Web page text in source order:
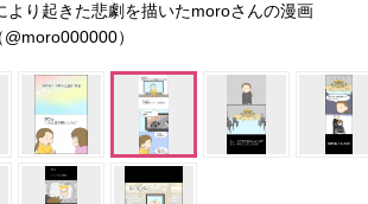
より起きた悲劇を描いたmoroさんの漫画
@moro000000）